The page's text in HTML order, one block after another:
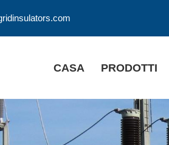
CASA PRODOTTI